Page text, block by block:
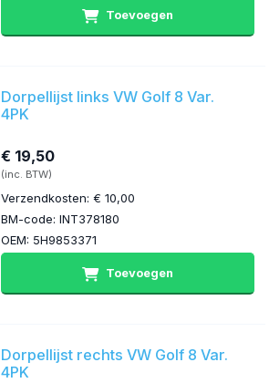
Toevoegen
Dorpellijst links VW Golf 8 Var.
4PK
€ 19,50
(inc. BTW)
Verzendkosten: € 10,00
BM-code: INT378180
OEM: 5H9853371
Toevoegen
Dorpellijst rechts VW Golf 8 Var.
4PK